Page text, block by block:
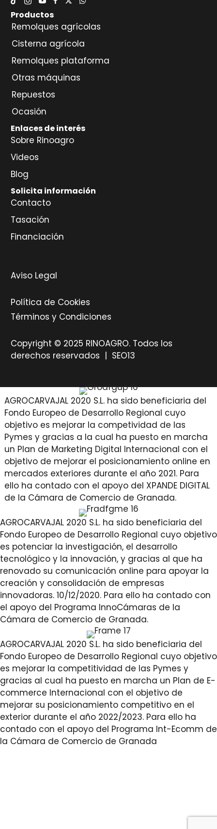
Productos
Remolques agrícolas
Cisterna agrícola
Remolques plataforma
Otras máquinas
Repuestos
Ocasión
Enlaces de interés
Sobre Rinoagro
Videos
Blog
Solicita información
Contacto
Tasación
Financiación
Aviso Legal
Política de Cookies
Términos y Condiciones
Copyright © 2025 RINOAGRO. Todos los
derechos reservados | SEO13
AGROCARVAJAL 2020 S.L. ha sido beneficiaria del
Fondo Europeo de Desarrollo Regional cuyo
objetivo es mejorar la competividad de las
Pymes y gracias a la cual ha puesto en marcha
un Plan de Marketing Digital Internacional con el
objetivo de mejorar el posicionamiento online en
mercados exteriores durante el año 2021. Para
ello ha contado con el apoyo del XPANDE DIGITAL
de la Cámara de Comercio de Granada.
AGROCARVAJAL 2020 S.L. ha sido beneficiaria del
Fondo Europeo de Desarrollo Regional cuyo objetivo
es potenciar la investigación, el desarrollo
tecnológico y la innovación, y gracias al que ha
renovado su comunicación online para apoyar la
creación y consolidación de empresas
innovadoras. 10/12/2020. Para ello ha contado con
el apoyo del Programa InnoCámaras de la
Cámara de Comercio de Granada.
AGROCARVAJAL 2020 S.L. ha sido beneficiaria del
Fondo Europeo de Desarrollo Regional cuyo objetivo
es mejorar la competitividad de las Pymes y
gracias al cual ha puesto en marcha un Plan de E-
commerce Internacional con el objetivo de
mejorar su posicionamiento competitivo en el
exterior durante el año 2022/2023. Para ello ha
contado con el apoyo del Programa Int-Ecomm de
la Cámara de Comercio de Granada